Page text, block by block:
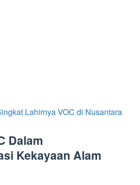
Lahirnya VOC di Nusantara
Dalam
Kekayaan Alam